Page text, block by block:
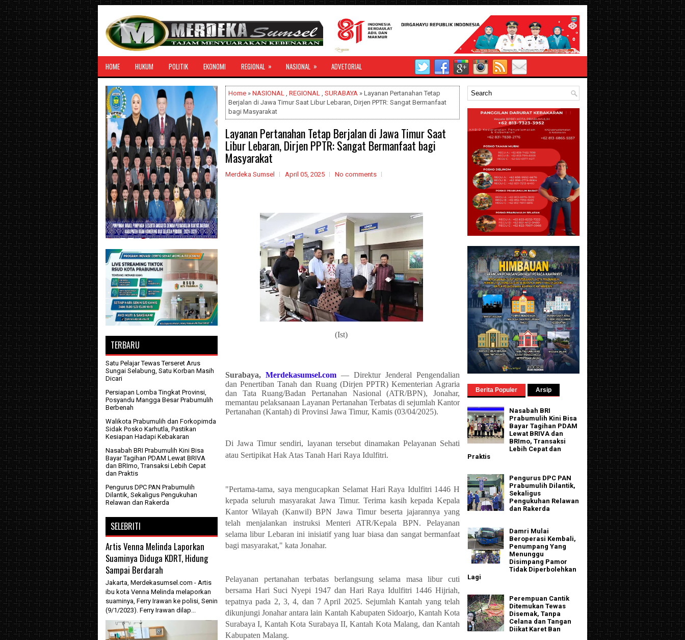
HOME HUKUM POLITIK EKONOMI REGIONAL » NASIONAL » ADVETORIAL
Home » NASIONAL , REGIONAL , SURABAYA » Layanan Pertanahan Tetap
Berjalan di Jawa Timur Saat Libur Lebaran, Dirjen PPTR: Sangat Bermanfaat
bagi Masyarakat
Layanan Pertanahan Tetap Berjalan di Jawa Timur Saat
Libur Lebaran, Dirjen PPTR: Sangat Bermanfaat bagi
Masyarakat
Merdeka Sumsel April 05, 2025 No comments
(Ist)
Surabaya, Merdekasumsel.com — Direktur Jenderal Pengendalian
dan Penertiban Tanah dan Ruang (Dirjen PPTR) Kementerian Agraria
dan Tata Ruang/Badan Pertanahan Nasional (ATR/BPN), Jonahar,
memantau pelaksanaan Layanan Pertanahan Terbatas di sejumlah Kantor
Pertanahan (Kantah) di Provinsi Jawa Timur, Kamis (03/04/2025).
Di Jawa Timur sendiri, layanan tersebut dinamakan Pelayanan Sehati
atau Sertipikat Hak Atas Tanah Hari Raya Idulfitri.
"Pertama-tama, saya mengucapkan Selamat Hari Raya Idulfitri 1446 H
kepada seluruh masyarakat Jawa Timur. Terima kasih kepada Kepala
Kantor Wilayah (Kanwil) BPN Jawa Timur beserta jajarannya yang
telah menjalankan instruksi Menteri ATR/Kepala BPN. Pelayanan
selama libur Lebaran ini inisiatif yang luar biasa dan sangat bermanfaat
bagi masyarakat," kata Jonahar.
Pelayanan pertanahan terbatas berlangsung selama masa libur cuti
bersama Hari Suci Nyepi 1947 dan Hari Raya Idulfitri 1446 Hijriah,
tepatnya pada 2, 3, 4, dan 7 April 2025. Sejumlah Kantah yang telah
dikunjungi Jonahar antara lain Kantah Kabupaten Sidoarjo, Kantah Kota
Surabaya I, Kantah Kota Surabaya II, Kantah Kota Malang, dan Kantah
Kabupaten Malang.
TERBARU
Satu Pelajar Tewas Terseret Arus
Sungai Selabung, Satu Korban Masih
Dicari
Persiapan Lomba Tingkat Provinsi,
Posyandu Mangga Besar Prabumulih
Berbenah
Walikota Prabumulih dan Forkopimda
Sidak Posko Karhutla, Pastikan
Kesiapan Hadapi Kebakaran
Nasabah BRI Prabumulih Kini Bisa
Bayar Tagihan PDAM Lewat BRIVA
dan BRImo, Transaksi Lebih Cepat
dan Praktis
Pengurus DPC PAN Prabumulih
Dilantik, Sekaligus Pengukuhan
Relawan dan Rakerda
SELEBRITI
Artis Venna Melinda Laporkan
Suaminya Diduga KDRT, Hidung
Sampai Berdarah
Jakarta, Merdekasumsel.com - Artis
ibu kota Venna Melinda melaporkan
suaminya, Ferry Irawan ke polisi, Senin
(9/1/2023). Ferry Irawan dilap...
Berita Populer Arsip
Nasabah BRI
Prabumulih Kini Bisa
Bayar Tagihan PDAM
Lewat BRIVA dan
BRImo, Transaksi
Lebih Cepat dan
Praktis
Pengurus DPC PAN
Prabumulih Dilantik,
Sekaligus
Pengukuhan Relawan
dan Rakerda
Damri Mulai
Beroperasi Kembali,
Penumpang Yang
Menunggu
Disimpang Pamor
Tidak Diperbolehkan
Lagi
Perempuan Cantik
Ditemukan Tewas
Disemak, Tanpa
Celana dan Tangan
Diikat Karet Ban